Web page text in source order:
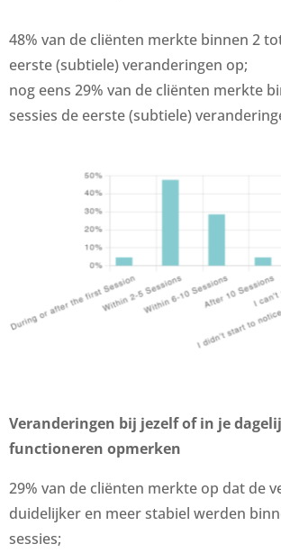
48% van de cliënten merkte binnen 2
eerste (subtiele) veranderingen op;
nog eens 29% van de cliënten merkte
sessies de eerste (subtiele)
Veranderingen bij jezelf of in je
functioneren opmerken
29% van de cliënten merkte op dat de
duidelijker en meer stabiel werden
sessies;